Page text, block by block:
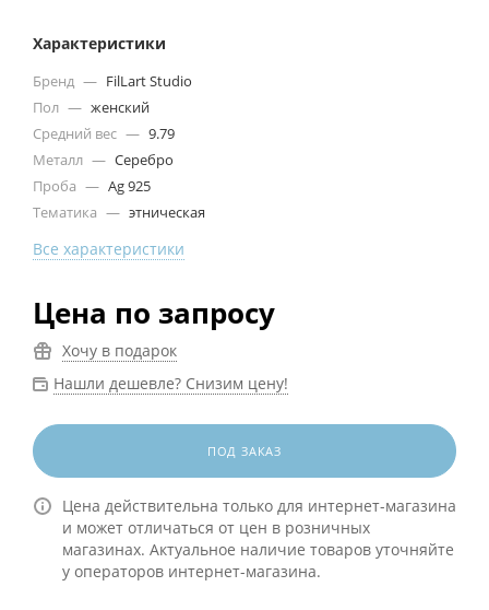
Характеристики
Бренд — FilLart Studio
Пол — женский
Средний вес — 9.79
Металл — Серебро
Проба — Ag 925
Тематика — этническая
Все характеристики
Цена по запросу
Хочу в подарок
Нашли дешевле? Снизим цену!
ПОД ЗАКАЗ
Цена действительна только для интернет-магазина
и может отличаться от цен в розничных
магазинах. Актуальное наличие товаров уточняйте
у операторов интернет-магазина.